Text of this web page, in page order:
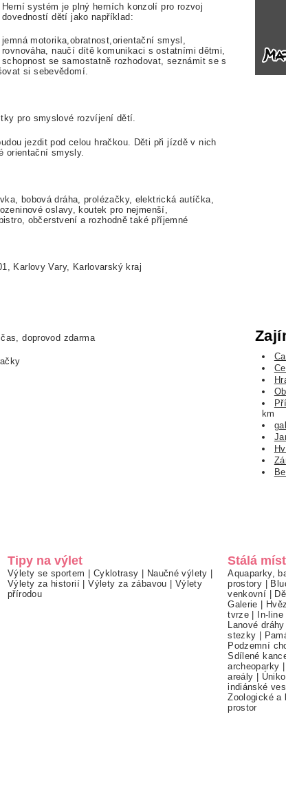
Herní systém je plný herních konzolí pro rozvoj
dovedností dětí jako například:
jemná motorika,obratnost,orientační smysl,
rovnováha, naučí dítě komunikaci s ostatními dětmi,
schopnost se samostatně rozhodovat, seznámit se s
si sebevědomí.
pro smyslové rozvíjení dětí.
jezdit pod celou hračkou. Děti při jízdě v nich
orientační smysly.
bobová dráha, prolézačky, elektrická autíčka,
oslavy, koutek pro nejmenší,
občerstvení a rozhodně také příjemné
Karlovy Vary, Karlovarský kraj
doprovod zdarma
km
Tipy na výlet
Výlety se sportem | Cyklotrasy | Naučné výlety |
Výlety za historií |Výlety za zábavou | Výlety
přírodou
Stálá
Aquaparky,
prostory |
venkovní |
Galerie |
tvrze | In-line
Lanové dráhy
stezky |
Podzemní
Sdílené
archeoparky |
areály |
indiánské
Zoologické a
prostor